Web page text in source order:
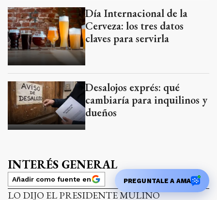
Día Internacional de la
Cerveza: los tres datos
claves para servirla
Desalojos exprés: qué
cambiaría para inquilinos y
dueños
INTERÉS GENERAL
Añadir como fuente en
LO DIJO EL PRESIDENTE MULINO
PREGUNTALE A AMA